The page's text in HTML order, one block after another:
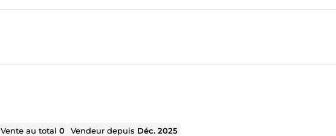
Vente au total0 Vendeur depuis Déc. 2025